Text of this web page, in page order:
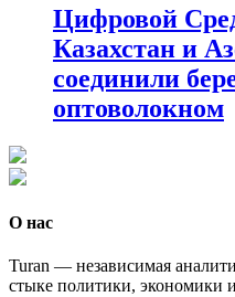
Цифровой
Казахстан и
соединили
оптоволокном
О нас
Turan — независимая
стыке политики, экономики